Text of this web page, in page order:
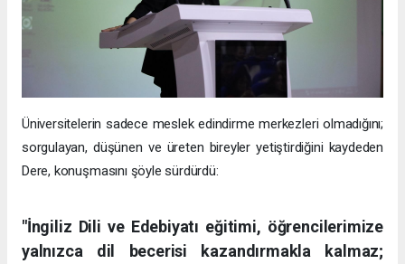
Üniversitelerin sadece meslek edindirme merkezleri olmadığını;
sorgulayan, düşünen ve üreten bireyler yetiştirdiğini kaydeden
Dere, konuşmasını şöyle sürdürdü:
"İngiliz Dili ve Edebiyatı eğitimi, öğrencilerimize
yalnızca dil becerisi kazandırmakla kalmaz;